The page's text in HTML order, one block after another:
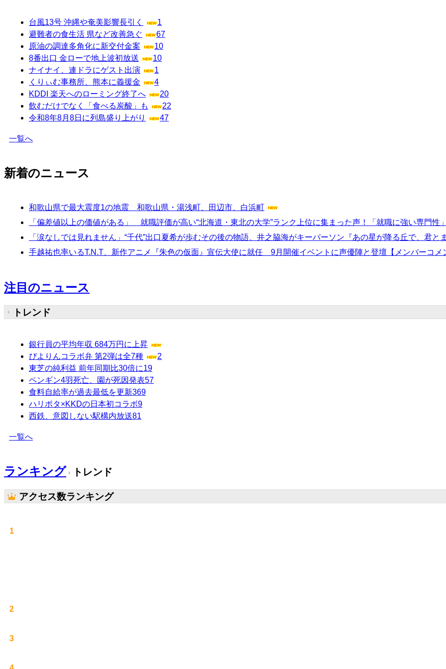
台風13号 沖縄や奄美影響長引く
1
避難者の食生活 県など改善急ぐ
67
原油の調達多角化に新交付金案
10
8番出口 金ローで地上波初放送
10
ナイナイ、連ドラにゲスト出演
1
くりぃむ事務所、熊本に義援金
4
KDDI 楽天へのローミング終了へ
20
飲むだけでなく「食べる炭酸」も
22
令和8年8月8日に列島盛り上がり
47
一覧へ
新着のニュース
和歌山県で最大震度1の地震 和歌山県・湯浅町、田辺市、白浜町
「偏差値以上の価値がある」 就職評価が高い“北海道・東北の大学”ランク上位に集まった声！「就職に強い専門性
「涙なしでは見れません」“千代”出口夏希が歩むその後の物語、井之脇海がキーパーソン『あの星が降る丘で、君と
手越祐也率いるT.N.T、新作アニメ『朱色の仮面』宣伝大使に就任 9月開催イベントに声優陣と登壇【メンバーコメ
注目のニュース
トレンド
銀行員の平均年収 684万円に上昇
ぴよりんコラボ弁 第2弾は全7種
2
東芝の純利益 前年同期比30倍に19
ペンギン4羽死亡、園が死因発表57
食料自給率が過去最低を更新369
ハリポタ×KKDの日本初コラボ9
西鉄、意図しない駅構内放送81
一覧へ
ランキング トレンド
アクセス数ランキング
1
2
3